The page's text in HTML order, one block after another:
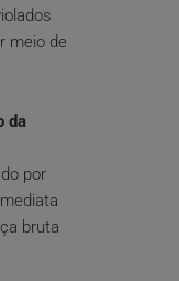
meio de
da
por
bruta